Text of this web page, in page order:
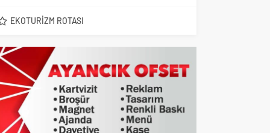
EKOTURIZM ROTASI